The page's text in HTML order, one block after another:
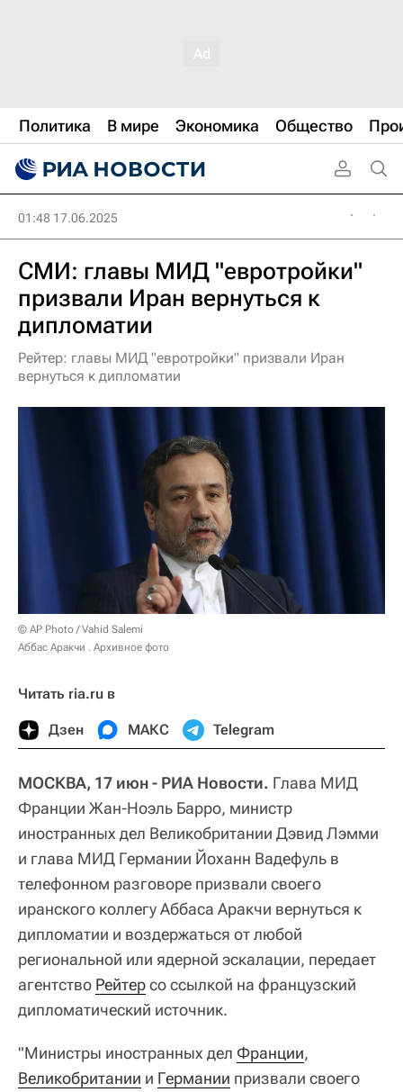
Политика В мире Экономика Общество
01:48 17.06.2025
СМИ: главы МИД "евротройки"
призвали Иран вернуться к
дипломатии
Рейтер: главы МИД "евротройки" призвали Иран
вернуться к дипломатии
© AP Photo / Vahid Salemi
Аббас Аракчи . Архивное фото
Читать ria.ru в
Дзен МАКС Telegram
МОСКВА, 17 июн - РИА Новости. Глава МИД
Франции Жан-Ноэль Барро, министр
иностранных дел Великобритании Дэвид Лэмми
и глава МИД Германии Йоханн Вадефуль в
телефонном разговоре призвали своего
иранского коллегу Аббаса Аракчи вернуться к
дипломатии и воздержаться от любой
региональной или ядерной эскалации, передает
агентство Рейтерсо ссылкой на французский
дипломатический источник.
"Министры иностранных дел Франции,
Великобритании и Германии призвали своего